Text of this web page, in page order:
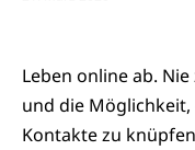
Leben online ab.
und die
Kontakte zu